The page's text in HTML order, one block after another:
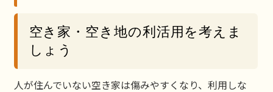
空き家・空き地の利活用を考えま
しょう
人が住んでいない空き家は傷みやすくなり、利用しな